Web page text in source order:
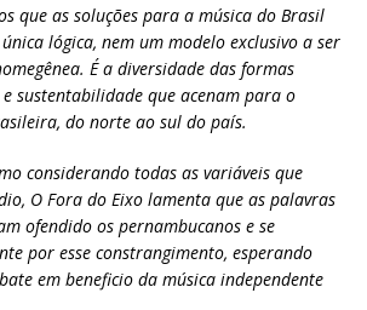
que as soluções para a música do Brasil
lógica, nem um modelo exclusivo a ser
É a diversidade das formas
sustentabilidade que acenam para o
do norte ao sul do país.
considerando todas as variáveis que
O Fora do Eixo lamenta que as palavras
ofendido os pernambucanos e se
por esse constrangimento, esperando
em beneficio da música independente